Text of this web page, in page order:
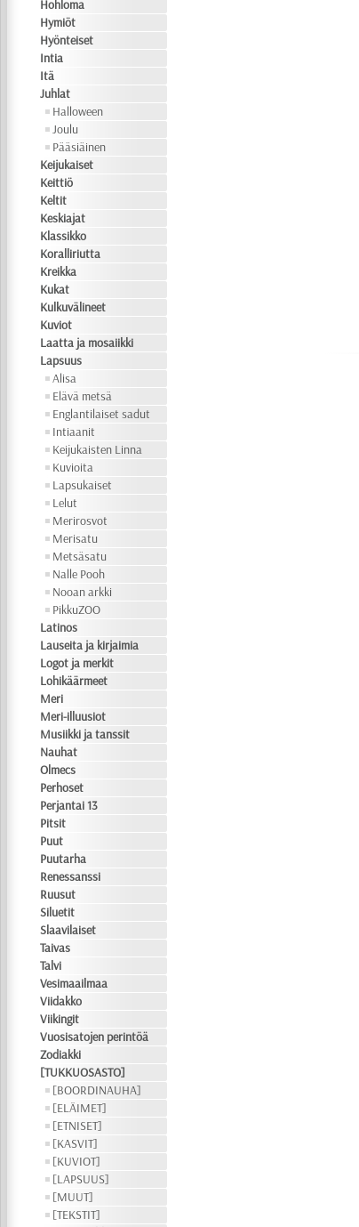
Hohloma
Hymiöt
Hyönteiset
Intia
Itä
Juhlat
Halloween
Joulu
Pääsiäinen
Keijukaiset
Keittiö
Keltit
Keskiajat
Klassikko
Koralliriutta
Kreikka
Kukat
Kulkuvälineet
Kuviot
Laatta ja mosaiikki
Lapsuus
Alisa
Elävä metsä
Englantilaiset sadut
Intiaanit
Keijukaisten Linna
Kuvioita
Lapsukaiset
Lelut
Merirosvot
Merisatu
Metsäsatu
Nalle Pooh
Nooan arkki
PikkuZOO
Latinos
Lauseita ja kirjaimia
Logot ja merkit
Lohikäärmeet
Meri
Meri-illuusiot
Musiikki ja tanssit
Nauhat
Olmecs
Perhoset
Perjantai 13
Pitsit
Puut
Puutarha
Renessanssi
Ruusut
Siluetit
Slaavilaiset
Taivas
Talvi
Vesimaailmaa
Viidakko
Viikingit
Vuosisatojen perintöä
Zodiakki
[TUKKUOSASTO]
[BOORDINAUHA]
[ELÄIMET]
[ETNISET]
[KASVIT]
[KUVIOT]
[LAPSUUS]
[MUUT]
[TEKSTIT]